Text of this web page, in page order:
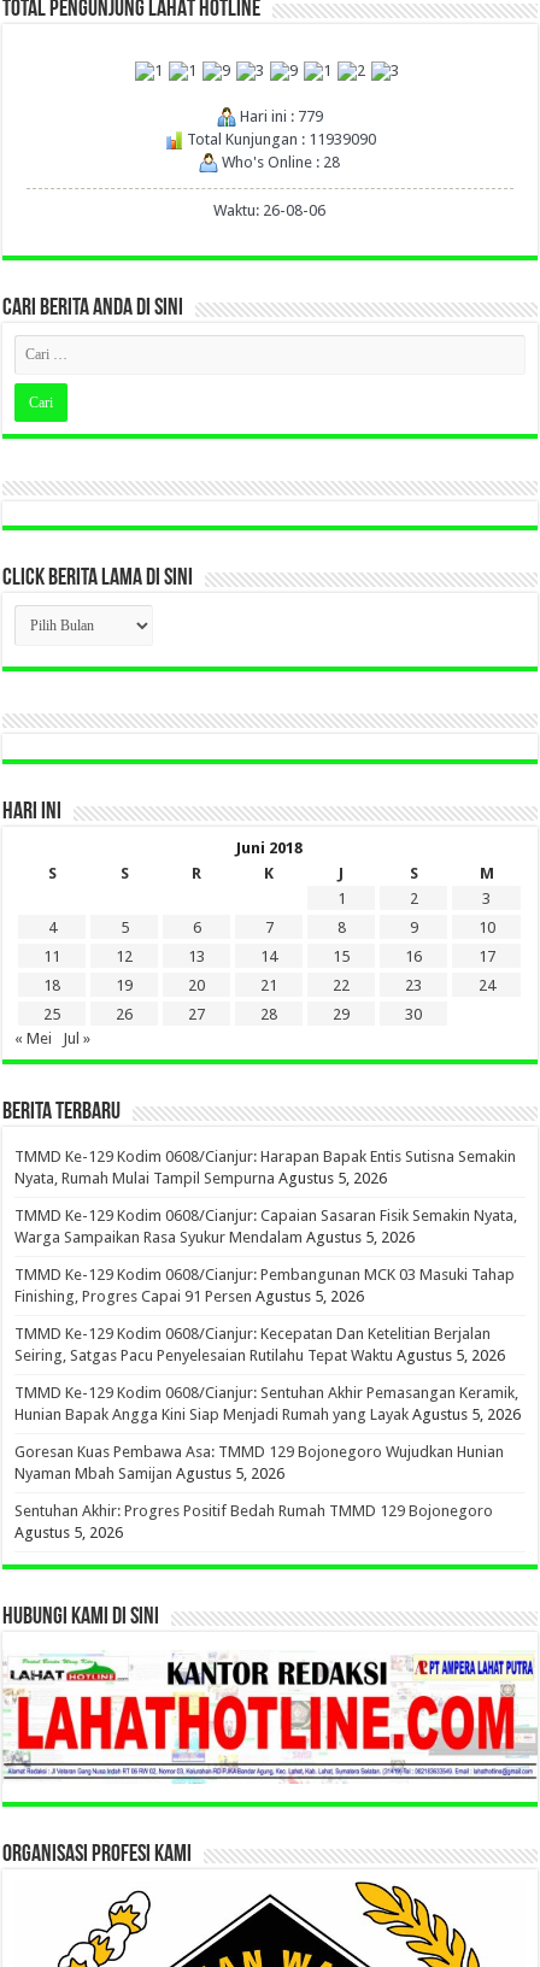
TOTAL PENGUNJUNG LAHAT HOTLINE
Hari ini : 779
Total Kunjungan : 11939090
Who's Online : 28
Waktu: 26-08-06
CARI BERITA ANDA DI SINI
CLICK BERITA LAMA DI SINI
CLICK
BERITA
LAMA
DI
HARI INI
Juni 2018
S
S R K J S
M
1
2
3
4
5 6 7 8 9
10
11
12 13 14 15 16
17
18
19 20 21 22 23
24
25
26 27 28 29
30
« Mei
Jul »
BERITA TERBARU
TMMD Ke-129 Kodim 0608/Cianjur: Harapan Bapak Entis Sutisna Semakin
Nyata, Rumah Mulai Tampil Sempurna Agustus 5, 2026
TMMD Ke-129 Kodim 0608/Cianjur: Capaian Sasaran Fisik Semakin Nyata,
Warga Sampaikan Rasa Syukur Mendalam Agustus 5, 2026
TMMD Ke-129 Kodim 0608/Cianjur: Pembangunan MCK 03 Masuki Tahap
Finishing, Progres Capai 91 Persen Agustus 5, 2026
TMMD Ke-129 Kodim 0608/Cianjur: Kecepatan Dan Ketelitian Berjalan
Seiring, Satgas Pacu Penyelesaian Rutilahu Tepat Waktu Agustus 5, 2026
TMMD Ke-129 Kodim 0608/Cianjur: Sentuhan Akhir Pemasangan Keramik,
Hunian Bapak Angga Kini Siap Menjadi Rumah yang Layak Agustus 5, 2026
Goresan Kuas Pembawa Asa: TMMD 129 Bojonegoro Wujudkan Hunian
Nyaman Mbah Samijan Agustus 5, 2026
Sentuhan Akhir: Progres Positif Bedah Rumah TMMD 129 Bojonegoro
Agustus 5, 2026
HUBUNGI KAMI DI SINI
ORGANISASI PROFESI KAMI